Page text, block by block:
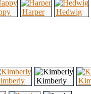
Harper Hedwig
Kimberly